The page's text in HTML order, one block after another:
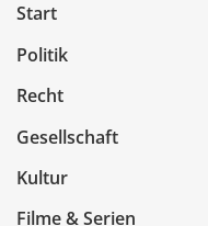
Start
Politik
Recht
Gesellschaft
Kultur
Filme & Serien